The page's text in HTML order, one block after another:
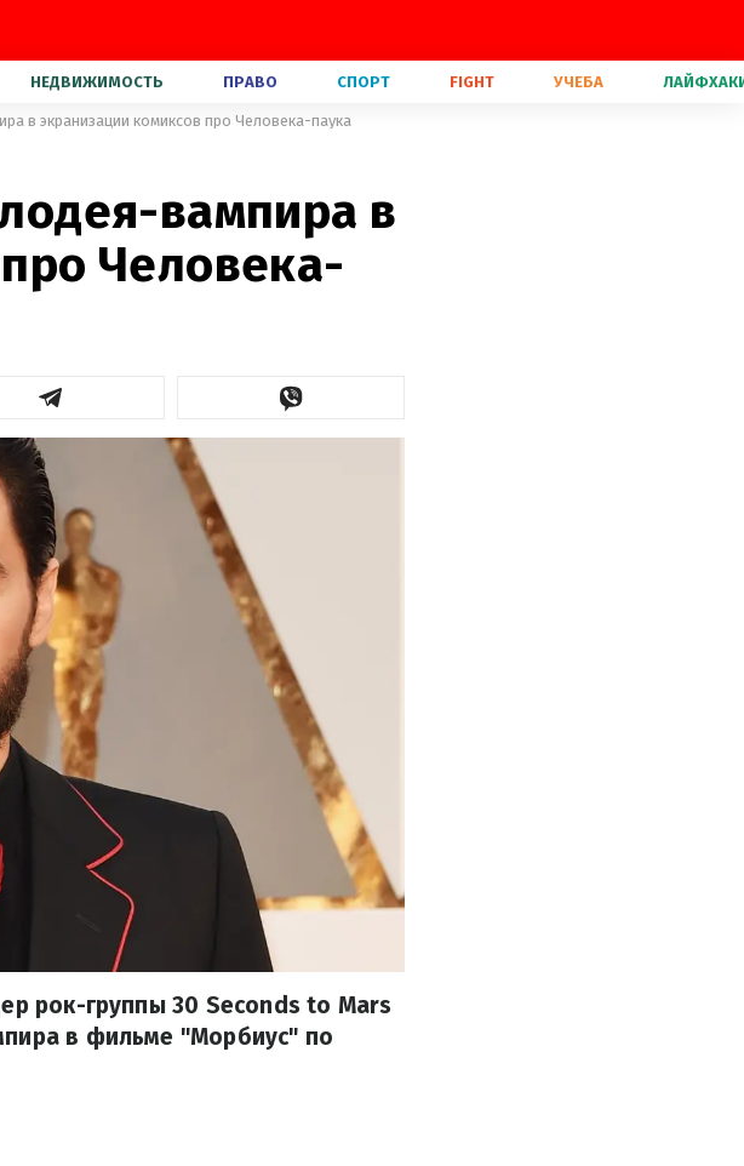
НЕДВИЖИМОСТЬ ПРАВО СПОРТ FIGHT УЧЕБА
в экранизации комиксов про Человека-паука
вампира в
Человека-
рок-группы 30 Seconds to Mars
в фильме "Морбиус" по